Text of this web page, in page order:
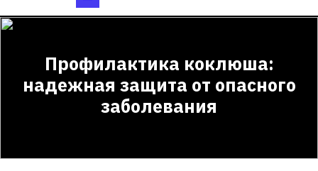
Профилактика коклюша:
надежная защита от опасного
заболевания